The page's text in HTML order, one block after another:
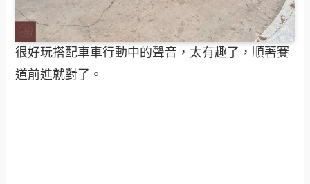
很好玩搭配車車行動中的聲音，太有趣了，順著賽
道前進就對了。